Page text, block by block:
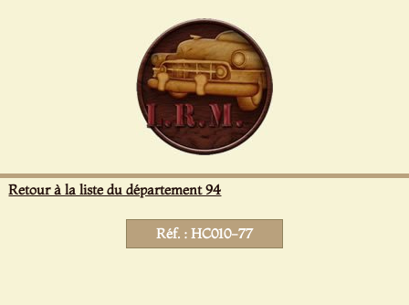
Retour à la liste du département 94
Réf. : HC010-77